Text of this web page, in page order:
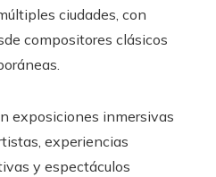
ciudades, con
compositores clásicos
exposiciones inmersivas
experiencias
y espectáculos